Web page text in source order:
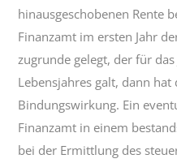
hinausgeschobenen Rente
Finanzamt im ersten Jahr
zugrunde gelegt, der für
Lebensjahres galt, dann
Bindungswirkung. Ein
Finanzamt in einem
bei der Ermittlung des